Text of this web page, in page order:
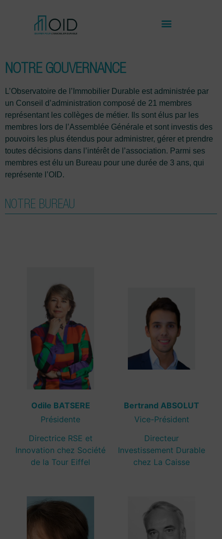
NOTRE GOUVERNANCE
L’Observatoire de l’Immobilier Durable est administrée par
un Conseil d’administration composé de 21 membres
représentant les collèges de métier. Ils sont élus par les
membres lors de l’Assemblée Générale et sont investis des
pouvoirs les plus étendus pour administrer, gérer et prendre
toutes décisions dans l’intérêt de l’association. Parmi ses
membres est élu un Bureau pour une durée de 3 ans, qui
représente l’OID.
NOTRE BUREAU
Odile BATSERE
Présidente
Directrice RSE et
Innovation chez Société
de la Tour Eiffel
Bertrand ABSOLUT
Vice-Président
Directeur
Investissement Durable
chez La Caisse